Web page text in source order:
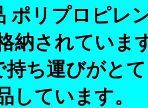
ポリプロピレ
納されていま
持ち運びがと
しています。